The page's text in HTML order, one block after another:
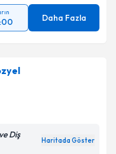
Daha Fazla
Diş
Haritada Göster